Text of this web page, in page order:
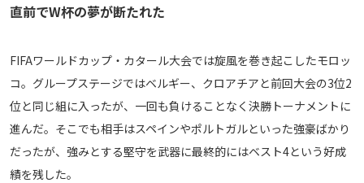
Web
TV
直前でW杯の夢が断たれた
FIFAワールドカップ・カタール大会では旋風を巻き起こしたモロッ
コ。グループステージではベルギー、クロアチアと前回大会の3位2
位と同じ組に入ったが、一回も負けることなく決勝トーナメントに
進んだ。そこでも相手はスペインやポルトガルといった強豪ばかり
だったが、強みとする堅守を武器に最終的にはベスト4という好成
績を残した。